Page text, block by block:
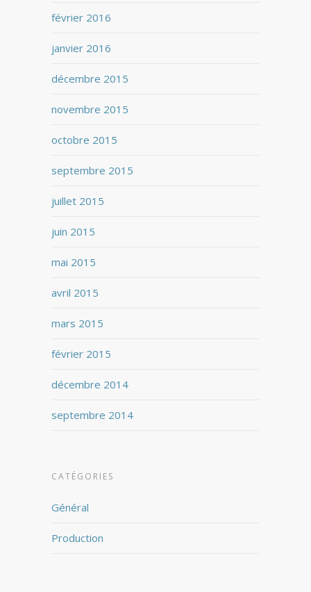
février 2016
janvier 2016
décembre 2015
novembre 2015
octobre 2015
septembre 2015
juillet 2015
juin 2015
mai 2015
avril 2015
mars 2015
février 2015
décembre 2014
septembre 2014
CATÉGORIES
Général
Production